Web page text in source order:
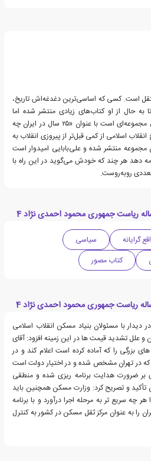
است. کسی که اساسی‌ترین دغدغه‌اش تاریخ،
به حال از او کتاب‌های زیادی منتشر شده اما
مهم‌ترین و شاید اثرگذار‌ترین کتابش مجموعه‌ای است با عنوان «۲۵ سال در ایران چه
اسلامی از کمی قبل‌تر از پیروزی انقلاب به
۱۰ جلد از این مجموعه منتشر شده و علی‌بابایی امیدوار است
دهد هر چند که خودش می‌گوید در این راه با
روبه‌روست.
گرایانه
سیاسی
کتاب مصور
دیدار با مسئولان بنیاد مسکن انقلاب اسلامی
علل تشدید قیمت ها در این زمینه افزود: آقای
بزرگی را که آماده کرده است اعلام کند و در
هکتار زمینی که در تهران مشخص شده و در اختیار دولت است
بر ضرورت هدایت برنامه ریزی شده و منطقی
و تصریح کرد: وزارت مسکن همچنین باید
چه سریع تر به مرحله اجرا درآورد و با برنامه
را به عنوان مرکز ثقل مسکن در کشور به کنترل